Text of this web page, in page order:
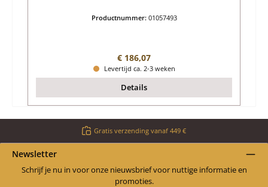
Productnummer: 01057493
Normale prijs:
€ 186,07
Levertijd ca. 2-3 weken
Details
Gratis verzending vanaf 449 €
Newsletter
Schrijf je nu in voor onze nieuwsbrief voor nuttige informatie en
promoties.